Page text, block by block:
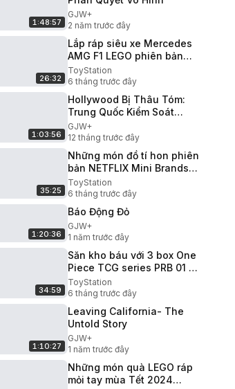
1:48:57
GJW+
2 năm trước đây
26:32
Lắp ráp siêu xe Mercedes
AMG F1 LEGO phiên bản
700k và 7 triệu ToyStation
864
ToyStation
6 tháng trước đây
1:03:56
Hollywood Bị Thâu Tóm:
Trung Quốc Kiểm Soát
Ngành Điện Ảnh
GJW+
12 tháng trước đây
35:25
Những món đồ tí hon phiên
bản NETFLIX Mini Brands
ToyStation 911
ToyStation
6 tháng trước đây
1:20:36
Báo Động Đỏ
GJW+
1 năm trước đây
34:59
Săn kho báu với 3 box One
Piece TCG series PRB 01 và
OP 09 ToyStation 912
ToyStation
6 tháng trước đây
1:10:27
Leaving California- The
Untold Story
GJW+
1 năm trước đây
Những món quà LEGO ráp
mỏi tay mùa Tết 2024